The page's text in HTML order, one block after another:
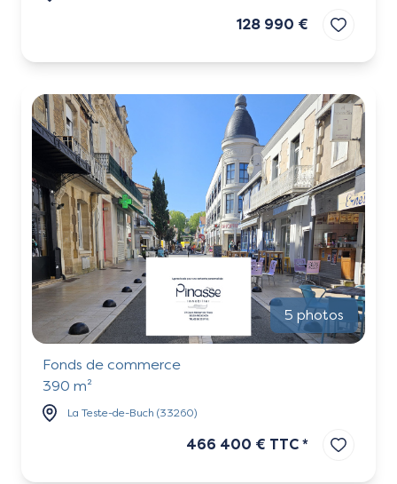
128 990 €
5 photos
Fonds de commerce
390 m²
La Teste-de-Buch (33260)
466 400 € TTC *